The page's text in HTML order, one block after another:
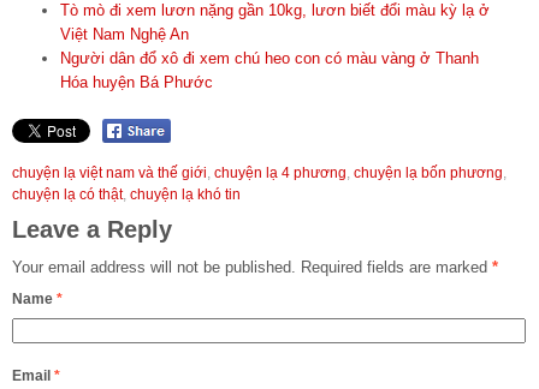
Tò mò đi xem lươn nặng gần 10kg, lươn biết đổi màu kỳ lạ ở
Việt Nam Nghệ An
Người dân đổ xô đi xem chú heo con có màu vàng ở Thanh
Hóa huyện Bá Phước
chuyện lạ việt nam và thế giới, chuyện lạ 4 phương, chuyện lạ bốn phương,
chuyện lạ có thật, chuyện lạ khó tin
Leave a Reply
Your email address will not be published. Required fields are marked *
Name *
Email *